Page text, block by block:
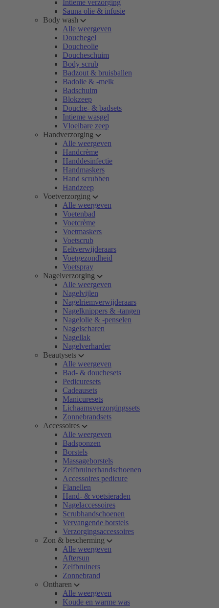
Intieme verzorging
Sauna olie & infusie
Body wash
Alle weergeven
Douchegel
Doucheolie
Doucheschuim
Body scrub
Badzout & bruisballen
Badolie & -melk
Badschuim
Blokzeep
Douche- & badsets
Intieme wasgel
Vloeibare zeep
Handverzorging
Alle weergeven
Handcrème
Handdesinfectie
Handmaskers
Hand scrubben
Handzeep
Voetverzorging
Alle weergeven
Voetenbad
Voetcrème
Voetmaskers
Voetscrub
Eeltverwijderaars
Voetgezondheid
Voetspray
Nagelverzorging
Alle weergeven
Nagelvijlen
Nagelriemverwijderaars
Nagelknippers & -tangen
Nagelolie & -penselen
Nagelscharen
Nagellak
Nagelverharder
Beautysets
Alle weergeven
Bad- & douchesets
Pedicuresets
Cadeausets
Manicuresets
Lichaamsverzorgingssets
Zonnebrandsets
Accessoires
Alle weergeven
Badsponzen
Borstels
Massageborstels
Zelfbruinerhandschoenen
Accessoires pedicure
Flanellen
Hand- & voetsieraden
Nagelaccessoires
Scrubhandschoenen
Vervangende borstels
Verzorgingsaccessoires
Zon & bescherming
Alle weergeven
Aftersun
Zelfbruiners
Zonnebrand
Ontharen
Alle weergeven
Koude en warme was